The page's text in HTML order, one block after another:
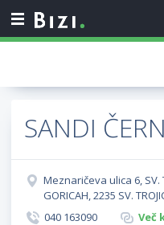
SANDI
Meznaričeva ulica 6, SV.
GORICAH, 2235 SV.
040 163090
Več